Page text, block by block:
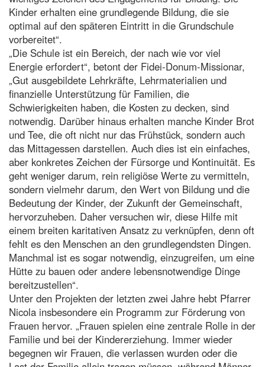
Kinder erhalten eine grundlegende Bildung, die sie
optimal auf den späteren Eintritt in die Grundschule
vorbereitet“.
„Die Schule ist ein Bereich, der nach wie vor viel
Energie erfordert“, betont der Fidei-Donum-Missionar,
„Gut ausgebildete Lehrkräfte, Lehrmaterialien und
finanzielle Unterstützung für Familien, die
Schwierigkeiten haben, die Kosten zu decken, sind
notwendig. Darüber hinaus erhalten manche Kinder Brot
und Tee, die oft nicht nur das Frühstück, sondern auch
das Mittagessen darstellen. Auch dies ist ein einfaches,
aber konkretes Zeichen der Fürsorge und Kontinuität. Es
geht weniger darum, rein religiöse Werte zu vermitteln,
sondern vielmehr darum, den Wert von Bildung und die
Bedeutung der Kinder, der Zukunft der Gemeinschaft,
hervorzuheben. Daher versuchen wir, diese Hilfe mit
einem breiten karitativen Ansatz zu verknüpfen, denn oft
fehlt es den Menschen an den grundlegendsten Dingen.
Manchmal ist es sogar notwendig, einzugreifen, um eine
Hütte zu bauen oder andere lebensnotwendige Dinge
bereitzustellen“.
Unter den Projekten der letzten zwei Jahre hebt Pfarrer
Nicola insbesondere ein Programm zur Förderung von
Frauen hervor. „Frauen spielen eine zentrale Rolle in der
Familie und bei der Kindererziehung. Immer wieder
begegnen wir Frauen, die verlassen wurden oder die